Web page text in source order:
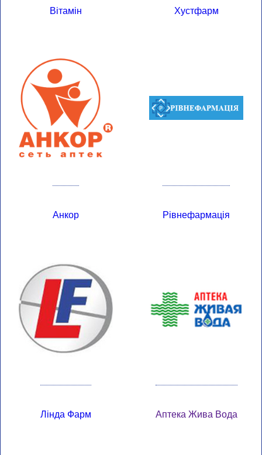
Вітамін Хустфарм
Анкор Рівнефармація
Лінда Фарм Аптека Жива Вода